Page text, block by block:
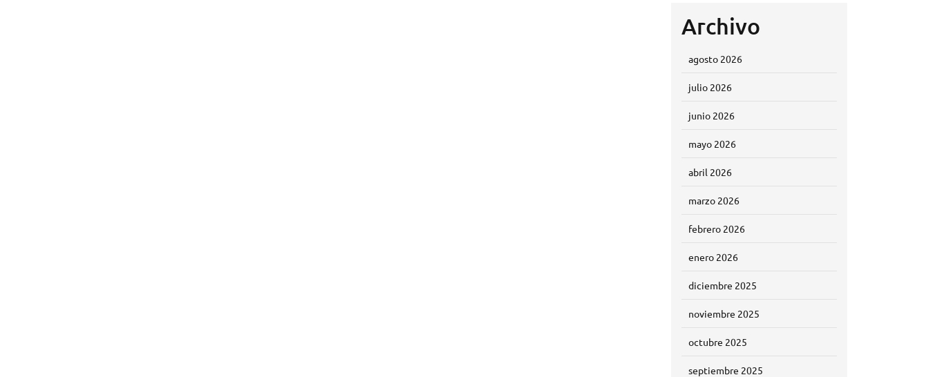
Archivo
agosto 2026
julio 2026
junio 2026
mayo 2026
abril 2026
marzo 2026
febrero 2026
enero 2026
diciembre 2025
noviembre 2025
octubre 2025
septiembre 2025